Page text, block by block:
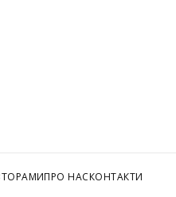
ПРО НАСКОНТАКТИ